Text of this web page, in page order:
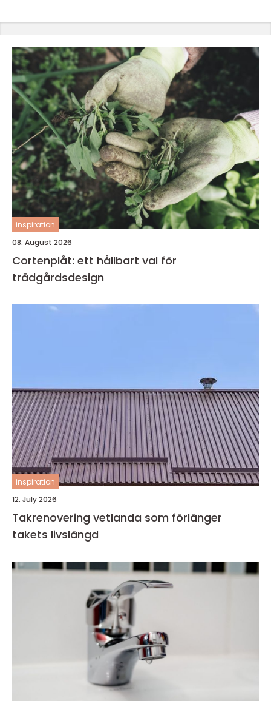
inspiration
08. August 2026
Cortenplåt: ett hållbart val för
trädgårdsdesign
inspiration
12. July 2026
Takrenovering vetlanda som förlänger
takets livslängd